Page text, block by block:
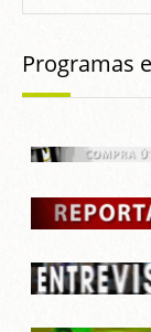
Programas